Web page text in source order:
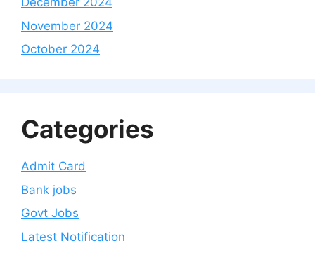
November 2024
October 2024
Categories
Admit Card
Bank jobs
Govt Jobs
Latest Notification